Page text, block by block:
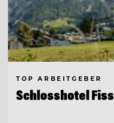
TOP ARBEITGEBER
Schlosshotel Fiss